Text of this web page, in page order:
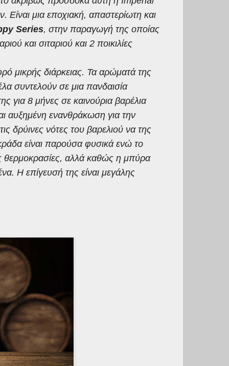
μια εποχιακή, απαστερίωτη και
Series, στην παραγωγή της οποίας
και σιταριού και 2 ποικιλίες
μικρής διάρκειας. Τα αρώματά της
συντελούν σε μια πανδαισία
για 8 μήνες σε καινούρια βαρέλια
αυξημένη ενανθράκωση για την
δρύινες νότες του βαρελιού να της
είναι παρούσα φυσικά ενώ το
θερμοκρασίες, αλλά καθώς η μπύρα
Η επίγευσή της είναι μεγάλης